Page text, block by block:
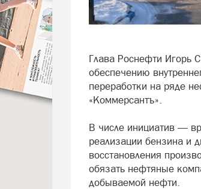
Глава Роснефти Игорь
обеспечению
переработки на ряде
«Коммерсантъ».
В числе инициатив —
реализации бензина и
восстановления
обязать нефтяные
добываемой нефти.